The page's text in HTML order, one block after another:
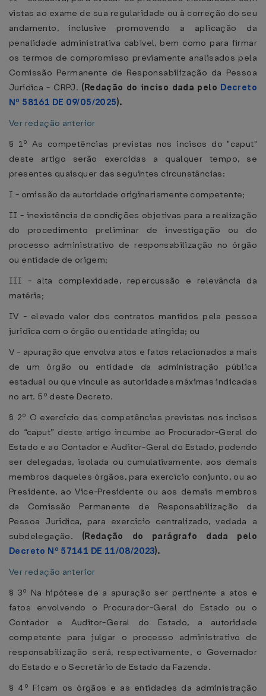
vistas ao exame de sua regularidade ou à correção do seu
andamento, inclusive promovendo a aplicação da
penalidade administrativa cabível, bem como para firmar
os termos de compromisso previamente analisados pela
Comissão Permanente de Responsabilização da Pessoa
Jurídica - CRPJ. (Redação do inciso dada pelo Decreto
Nº 58161 DE 09/05/2025).
Ver redação anterior
§ 1º As competências previstas nos incisos do "caput"
deste artigo serão exercidas a qualquer tempo, se
presentes quaisquer das seguintes circunstâncias:
I - omissão da autoridade originariamente competente;
II - inexistência de condições objetivas para a realização
do procedimento preliminar de investigação ou do
processo administrativo de responsabilização no órgão
ou entidade de origem;
III - alta complexidade, repercussão e relevância da
matéria;
IV - elevado valor dos contratos mantidos pela pessoa
jurídica com o órgão ou entidade atingida; ou
V - apuração que envolva atos e fatos relacionados a mais
de um órgão ou entidade da administração pública
estadual ou que vincule as autoridades máximas indicadas
no art. 5º deste Decreto.
§ 2º O exercício das competências previstas nos incisos
do “caput” deste artigo incumbe ao Procurador-Geral do
Estado e ao Contador e Auditor-Geral do Estado, podendo
ser delegadas, isolada ou cumulativamente, aos demais
membros daqueles órgãos, para exercício conjunto, ou ao
Presidente, ao Vice-Presidente ou aos demais membros
da Comissão Permanente de Responsabilização da
Pessoa Jurídica, para exercício centralizado, vedada a
subdelegação. (Redação do parágrafo dada pelo
Decreto Nº 57141 DE 11/08/2023).
Ver redação anterior
§ 3º Na hipótese de a apuração ser pertinente a atos e
fatos envolvendo o Procurador-Geral do Estado ou o
Contador e Auditor-Geral do Estado, a autoridade
competente para julgar o processo administrativo de
responsabilização será, respectivamente, o Governador
do Estado e o Secretário de Estado da Fazenda.
§ 4º Ficam os órgãos e as entidades da administração